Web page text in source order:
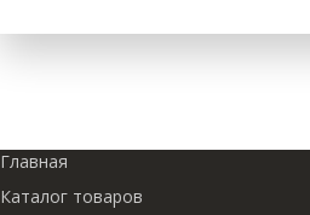
Главная
Каталог товаров